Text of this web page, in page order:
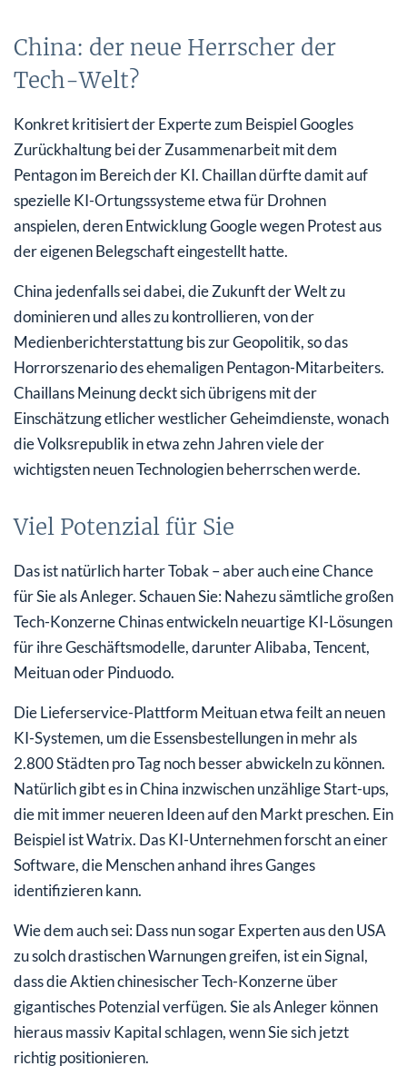
China: der neue Herrscher der
Tech-Welt?
Konkret kritisiert der Experte zum Beispiel Googles
Zurückhaltung bei der Zusammenarbeit mit dem
Pentagon im Bereich der KI. Chaillan dürfte damit auf
spezielle KI-Ortungssysteme etwa für Drohnen
anspielen, deren Entwicklung Google wegen Protest aus
der eigenen Belegschaft eingestellt hatte.
China jedenfalls sei dabei, die Zukunft der Welt zu
dominieren und alles zu kontrollieren, von der
Medienberichterstattung bis zur Geopolitik, so das
Horrorszenario des ehemaligen Pentagon-Mitarbeiters.
Chaillans Meinung deckt sich übrigens mit der
Einschätzung etlicher westlicher Geheimdienste, wonach
die Volksrepublik in etwa zehn Jahren viele der
wichtigsten neuen Technologien beherrschen werde.
Viel Potenzial für Sie
Das ist natürlich harter Tobak – aber auch eine Chance
für Sie als Anleger. Schauen Sie: Nahezu sämtliche großen
Tech-Konzerne Chinas entwickeln neuartige KI-Lösungen
für ihre Geschäftsmodelle, darunter Alibaba, Tencent,
Meituan oder Pinduodo.
Die Lieferservice-Plattform Meituan etwa feilt an neuen
KI-Systemen, um die Essensbestellungen in mehr als
2.800 Städten pro Tag noch besser abwickeln zu können.
Natürlich gibt es in China inzwischen unzählige Start-ups,
die mit immer neueren Ideen auf den Markt preschen. Ein
Beispiel ist Watrix. Das KI-Unternehmen forscht an einer
Software, die Menschen anhand ihres Ganges
identifizieren kann.
Wie dem auch sei: Dass nun sogar Experten aus den USA
zu solch drastischen Warnungen greifen, ist ein Signal,
dass die Aktien chinesischer Tech-Konzerne über
gigantisches Potenzial verfügen. Sie als Anleger können
hieraus massiv Kapital schlagen, wenn Sie sich jetzt
richtig positionieren.